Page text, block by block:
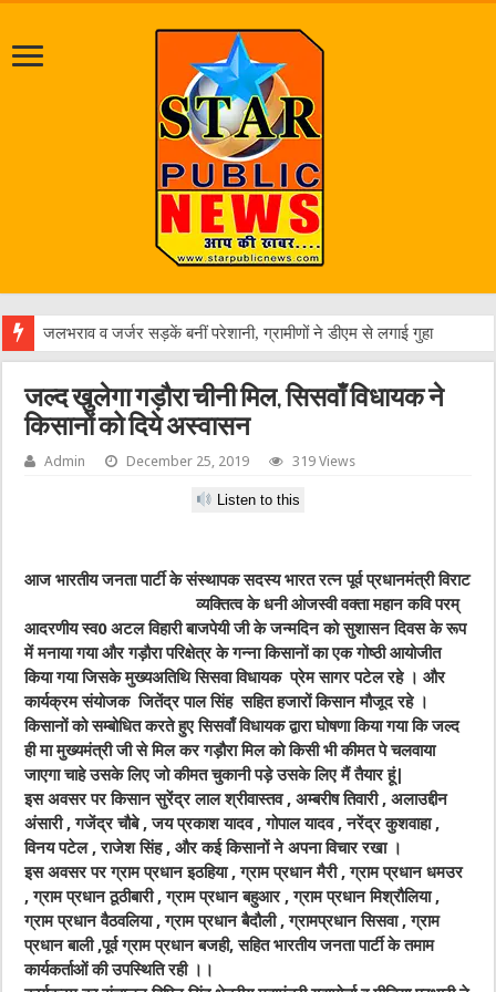
एक वा
जल्द खुलेगा गड़ौरा चीनी मिल, सिसवाँ विधायक ने
किसानों को दिये अस्वासन
Admin December 25, 2019 319 Views
Listen to this
आज भारतीय जनता पार्टी के संस्थापक सदस्य भारत रत्न पूर्व प्रधानमंत्री विराट
व्यक्तित्व के धनी ओजस्वी वक्तामहान कवि परम्
आदरणीय स्व0 अटल विहारी बाजपेयी जी के जन्मदिन को सुशासन दिवस के रूप
में मनाया गया और गड़ौरा परिक्षेत्र के गन्ना किसानों का एक गोष्ठी आयोजीत
किया गया जिसके मुख्यअतिथि सिसवा विधायक प्रेम सागर पटेल रहे । और
कार्यक्रम संयोजक जितेंद्र पाल सिंह सहित हजारों किसान मौजूद रहे ।
किसानों को सम्बोधित करते हुए सिसवाँ विधायक द्वारा घोषणा किया गया कि जल्द
ही मा मुख्यमंत्री जी से मिल कर गड़ौरा मिल को किसी भी कीमत पे चलवाया
जाएगा चाहे उसके लिए जो कीमत चुकानी पड़े उसके लिए मैं तैयार हूं|
इस अवसर पर किसान सुरेंद्र लाल श्रीवास्तव , अम्बरीष तिवारी , अलाउद्दीन
अंसारी , गजेंद्र चौबे , जय प्रकाश यादव , गोपाल यादव , नरेंद्र कुशवाहा ,
विनय पटेल , राजेश सिंह , और कई किसानों ने अपना विचार रखा ।
इस अवसर पर ग्राम प्रधान इठहिया , ग्राम प्रधान मैरी , ग्राम प्रधान धमउर
, ग्राम प्रधान ठूठीबारी , ग्राम प्रधान बहुआर , ग्राम प्रधान मिश्रौलिया ,
ग्राम प्रधान वैठवलिया , ग्राम प्रधान बैदौली , ग्रामप्रधान सिसवा , ग्राम
प्रधान बाली ,पूर्व ग्राम प्रधान बजही, सहित भारतीय जनता पार्टी के तमाम
कार्यकर्ताओं की उपस्थिति रही ।।